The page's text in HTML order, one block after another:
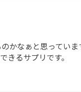
かなぁと思ってい
きるサプリです。